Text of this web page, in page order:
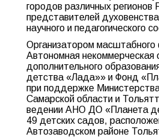
городов различных регионов
представителей
научного и педагогического
Организатором
Автономная некоммерческая
дополнительного
детства «Лада»» и Фонд
при поддержке
Самарской области и
ведении АНО ДО «Планета
49 детских садов,
Автозаводском районе